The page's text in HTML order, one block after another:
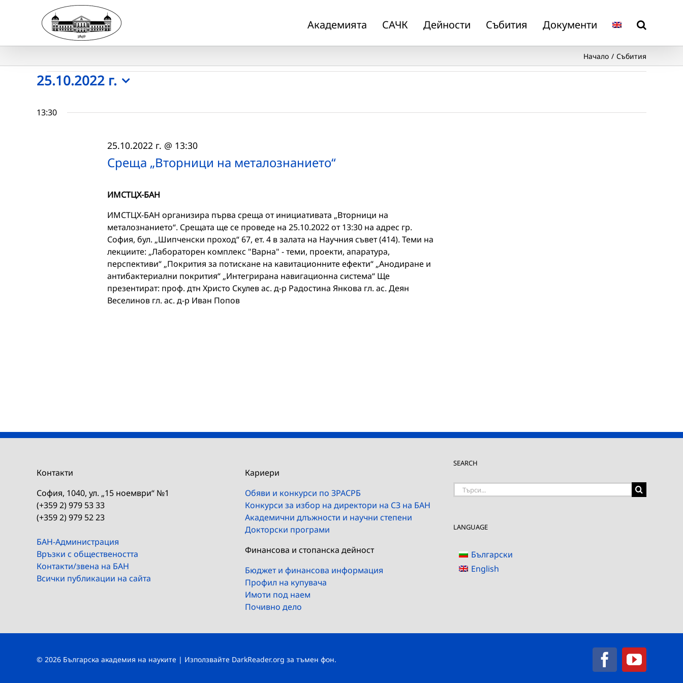
Академията САЧК Дейности Събития Документи
Начало Събития
Събития
for
25.10.2022 г.
date.
13:30
Среща „Вторници на металознанието“
25.10.2022 г. @ 13:30
ИМСТЦХ-БАН
ИМСТЦХ-БАН организира първа среща от инициативата „Вторници на
металознанието“. Срещата ще се проведе на 25.10.2022 от 13:30 на адрес гр.
София, бул. „Шипченски проход“ 67, ет. 4 в залата на Научния съвет (414). Теми на
лекциите: „Лабораторен комплекс "Варна" - теми, проекти, апаратура,
перспективи“ „Покрития за потискане на кавитационните ефекти“ „Анодиране и
антибактериални покрития“ „Интегрирана навигационна система“ Ще
презентират: проф. дтн Христо Скулев ас. д-р Радостина Янкова гл. ас. Деян
Веселинов гл. ас. д-р Иван Попов
Контакти
София, 1040, ул. „15 ноември“ №1
(+359 2) 979 53 33
(+359 2) 979 52 23
БАН-Администрация
Връзки с обществеността
Контакти/звена на БАН
Всички публикации на сайта
Кариери
Обяви и конкурси по ЗРАСРБ
Конкурси за избор на директори на СЗ на БАН
Академични длъжности и научни степени
Докторски програми
Финансова и стопанска дейност
Бюджет и финансова информация
Профил на купувача
Имоти под наем
Почивно дело
SEARCH
Търсене
LANGUAGE
Български
English
© 2026 Българска академия на науките | Използвайте DarkReader.org за тъмен фон. Facebook